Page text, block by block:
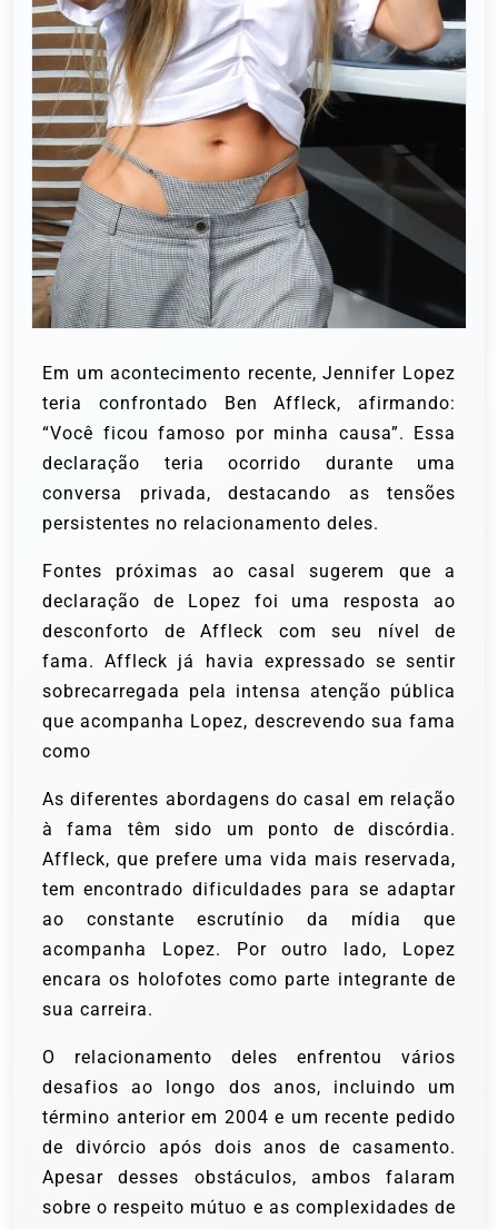
Em um acontecimento recente, Jennifer Lopez
teria confrontado Ben Affleck, afirmando:
“Você ficou famoso por minha causa”. Essa
declaração teria ocorrido durante uma
conversa privada, destacando as tensões
persistentes no relacionamento deles.
Fontes próximas ao casal sugerem que a
declaração de Lopez foi uma resposta ao
desconforto de Affleck com seu nível de
fama. Affleck já havia expressado se sentir
sobrecarregada pela intensa atenção pública
que acompanha Lopez, descrevendo sua fama
como
As diferentes abordagens do casal em relação
à fama têm sido um ponto de discórdia.
Affleck, que prefere uma vida mais reservada,
tem encontrado dificuldades para se adaptar
ao constante escrutínio da mídia que
acompanha Lopez. Por outro lado, Lopez
encara os holofotes como parte integrante de
sua carreira.
O relacionamento deles enfrentou vários
desafios ao longo dos anos, incluindo um
término anterior em 2004 e um recente pedido
de divórcio após dois anos de casamento.
Apesar desses obstáculos, ambos falaram
sobre o respeito mútuo e as complexidades de